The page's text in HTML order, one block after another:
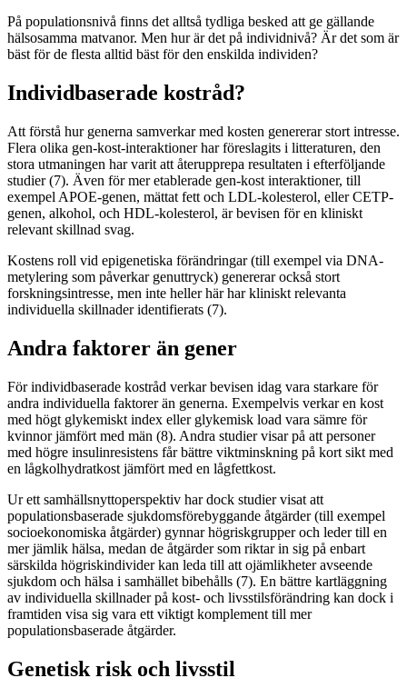
På populationsnivå finns det alltså tydliga besked att ge gällande
hälsosamma matvanor. Men hur är det på individnivå? Är det som är
bäst för de flesta alltid bäst för den enskilda individen?
Individbaserade kostråd?
Att förstå hur generna samverkar med kosten genererar stort intresse.
Flera olika gen-kost-interaktioner har föreslagits i litteraturen, den
stora utmaningen har varit att återupprepa resultaten i efterföljande
studier (7). Även för mer etablerade gen-kost interaktioner, till
exempel APOE-genen, mättat fett och LDL-kolesterol, eller CETP-
genen, alkohol, och HDL-kolesterol, är bevisen för en kliniskt
relevant skillnad svag.
Kostens roll vid epigenetiska förändringar (till exempel via DNA-
metylering som påverkar genuttryck) genererar också stort
forskningsintresse, men inte heller här har kliniskt relevanta
individuella skillnader identifierats (7).
Andra faktorer än gener
För individbaserade kostråd verkar bevisen idag vara starkare för
andra individuella faktorer än generna. Exempelvis verkar en kost
med högt glykemiskt index eller glykemisk load vara sämre för
kvinnor jämfört med män (8). Andra studier visar på att personer
med högre insulinresistens får bättre viktminskning på kort sikt med
en lågkolhydratkost jämfört med en lågfettkost.
Ur ett samhällsnyttoperspektiv har dock studier visat att
populationsbaserade sjukdomsförebyggande åtgärder (till exempel
socioekonomiska åtgärder) gynnar högriskgrupper och leder till en
mer jämlik hälsa, medan de åtgärder som riktar in sig på enbart
särskilda högriskindivider kan leda till att ojämlikheter avseende
sjukdom och hälsa i samhället bibehålls (7). En bättre kartläggning
av individuella skillnader på kost- och livsstilsförändring kan dock i
framtiden visa sig vara ett viktigt komplement till mer
populationsbaserade åtgärder.
Genetisk risk och livsstil